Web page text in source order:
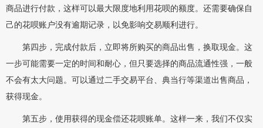
商品进行付款，这样可以最大限度地利用花呗的额度。还需要确保自
己的花呗账户没有逾期记录，以免影响交易顺利进行。
第四步，完成付款后，立即将所购买的商品出售，换取现金。这
一步可能需要一定的时间和耐心，但只要选择的商品流通性强，一般
不会有太大问题。可以通过二手交易平台、典当行等渠道出售商品，
获得现金。
第五步，使用获得的现金偿还花呗账单。这样一来，我们不仅实